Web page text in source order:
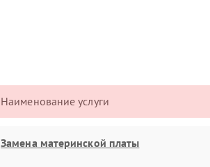
Наименование услуги
Замена материнской платы